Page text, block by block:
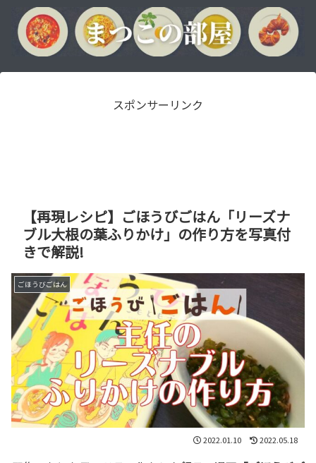
スポンサーリンク
【再現レシピ】ごほうびごはん「リーズナ
ブル大根の葉ふりかけ」の作り方を写真付
きで解説!
ごほうびごはん
2022.01.10 2022.05.18